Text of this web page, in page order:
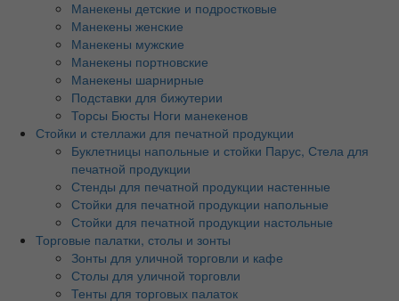
Манекены детские и подростковые
Манекены женские
Манекены мужские
Манекены портновские
Манекены шарнирные
Подставки для бижутерии
Торсы Бюсты Ноги манекенов
Стойки и стеллажи для печатной продукции
Буклетницы напольные и стойки Парус, Стела для
печатной продукции
Стенды для печатной продукции настенные
Стойки для печатной продукции напольные
Стойки для печатной продукции настольные
Торговые палатки, столы и зонты
Зонты для уличной торговли и кафе
Столы для уличной торговли
Тенты для торговых палаток